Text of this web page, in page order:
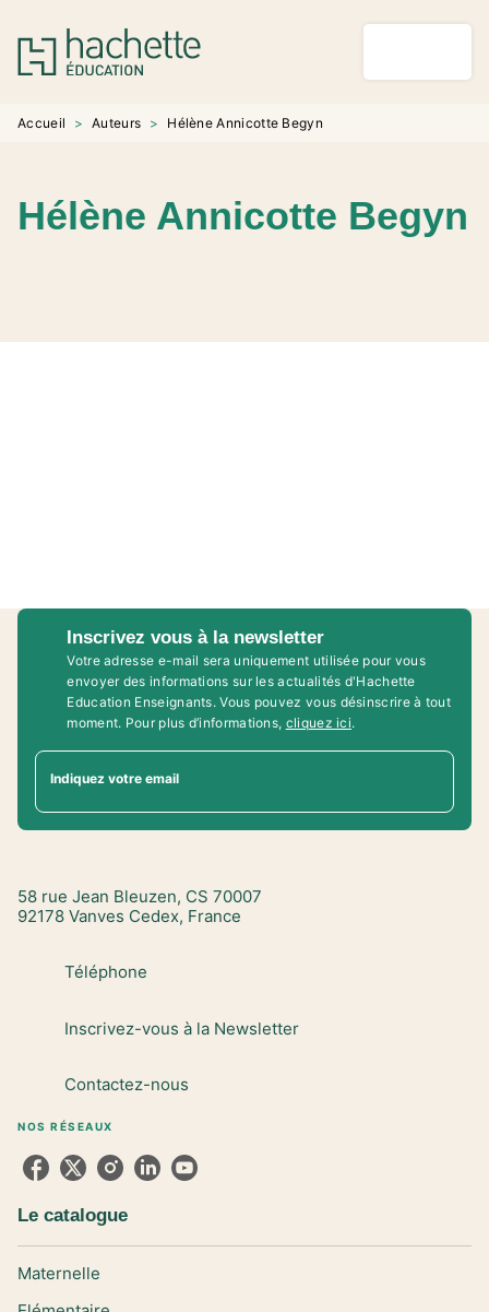
MENU RECHERCHE
PIED DE PAGE
Accueil > Auteurs > Hélène Annicotte Begyn
Hélène Annicotte Begyn
Inscrivez vous à la newsletter
Votre adresse e-mail sera uniquement utilisée pour vous
envoyer des informations sur les actualités d'Hachette
Education Enseignants. Vous pouvez vous désinscrire à tout
moment. Pour plus d’informations, cliquez ici.
Indiquez votre email
58 rue Jean Bleuzen, CS 70007
92178 Vanves Cedex, France
Téléphone
Inscrivez-vous à la Newsletter
Contactez-nous
NOS RÉSEAUX
Le catalogue
Maternelle